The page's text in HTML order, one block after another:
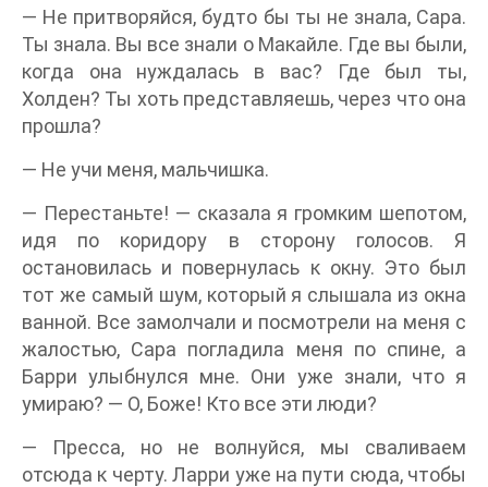
— Не притворяйся, будто бы ты не знала, Сара.
Ты знала. Вы все знали о Макайле. Где вы были,
когда она нуждалась в вас? Где был ты,
Холден? Ты хоть представляешь, через что она
прошла?
— Не учи меня, мальчишка.
— Перестаньте! — сказала я громким шепотом,
идя по коридору в сторону голосов. Я
остановилась и повернулась к окну. Это был
тот же самый шум, который я слышала из окна
ванной. Все замолчали и посмотрели на меня с
жалостью, Сара погладила меня по спине, а
Барри улыбнулся мне. Они уже знали, что я
умираю? — О, Боже! Кто все эти люди?
— Пресса, но не волнуйся, мы сваливаем
отсюда к черту. Ларри уже на пути сюда, чтобы